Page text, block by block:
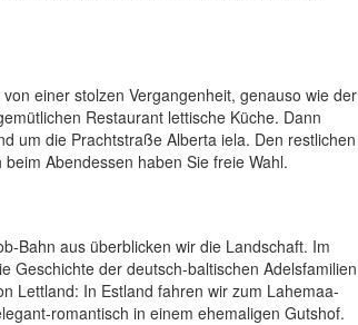
einer stolzen Vergangenheit, genauso wie der
Restaurant lettische Küche. Dann
um die Prachtstraße Alberta iela. Den restlichen
Abendessen haben Sie freie Wahl.
Bahn aus überblicken wir die Landschaft. Im
Geschichte der deutsch-baltischen Adelsfamilien
Lettland: In Estland fahren wir zum Lahemaa-
romantisch in einem ehemaligen Gutshof.